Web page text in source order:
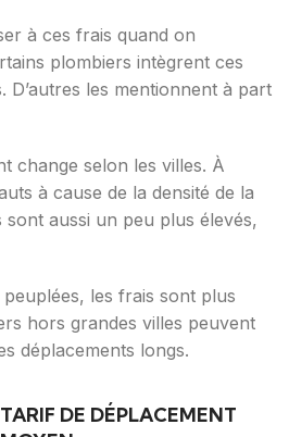
à ces frais quand on
plombiers intègrent ces
D’autres les mentionnent à part
change selon les villes. À
à cause de la densité de la
aussi un peu plus élevés,
les frais sont plus
hors grandes villes peuvent
déplacements longs.
TARIF DE DÉPLACEMENT